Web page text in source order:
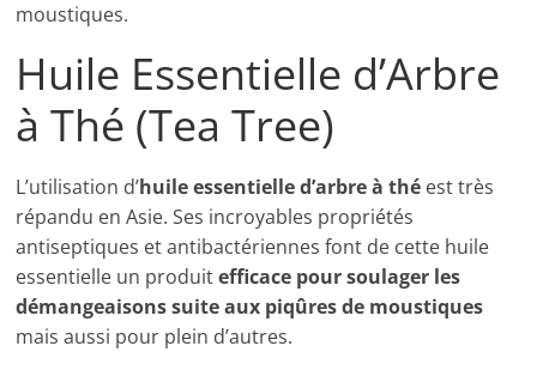
moustiques.
Huile Essentielle d’Arbre
à Thé (Tea Tree)
L’utilisation d’huile essentielle d’arbre à thé est très
répandu en Asie. Ses incroyables propriétés
antiseptiques et antibactériennes font de cette huile
essentielle un produitefficace pour soulager les
démangeaisons suite aux piqûres de moustiques
mais aussi pour plein d’autres.